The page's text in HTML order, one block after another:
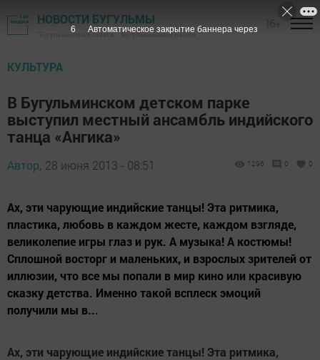
НОВОСТИ БУГУЛЬМЫ
"Бугульминская газета" - Бугульминский район
КУЛЬТУРА
В Бугульминском детском парке
выступил местный ансамбль индийского
танца «Ангика»
Автор, 28 июня 2013 - 08:51 1296 0 0
Ах, эти чарующие индийские танцы! Эта ритмика,
пластика, любовь в каждом жесте, каждом взгляде,
великолепие игры глаз и рук. А музыка! А костюмы!
Сплошной восторг и маленьких, и взрослых зрителей от
иллюзии, что все мы попали в мир кино или красивую
сказку детства. Именно такой всплеск эмоций
получили мы в...
Ах, эти чарующие индийские танцы! Эта ритмика,
4 Автоматическое закрытие баннера через